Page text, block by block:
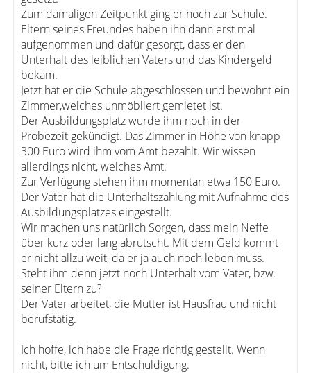
Zum damaligen Zeitpunkt ging er noch zur Schule.
Eltern seines Freundes haben ihn dann erst mal
aufgenommen und dafür gesorgt, dass er den
Unterhalt des leiblichen Vaters und das Kindergeld
bekam.
Jetzt hat er die Schule abgeschlossen und bewohnt ein
Zimmer,welches unmöbliert gemietet ist.
Der Ausbildungsplatz wurde ihm noch in der
Probezeit gekündigt. Das Zimmer in Höhe von knapp
300 Euro wird ihm vom Amt bezahlt. Wir wissen
allerdings nicht, welches Amt.
Zur Verfügung stehen ihm momentan etwa 150 Euro.
Der Vater hat die Unterhaltszahlung mit Aufnahme des
Ausbildungsplatzes eingestellt.
Wir machen uns natürlich Sorgen, dass mein Neffe
über kurz oder lang abrutscht. Mit dem Geld kommt
er nicht allzu weit, da er ja auch noch leben muss.
Steht ihm denn jetzt noch Unterhalt vom Vater, bzw.
seiner Eltern zu?
Der Vater arbeitet, die Mutter ist Hausfrau und nicht
berufstätig.
Ich hoffe, ich habe die Frage richtig gestellt. Wenn
nicht, bitte ich um Entschuldigung.